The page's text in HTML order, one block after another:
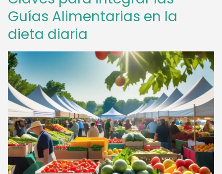
Guías Alimentarias en la
dieta diaria